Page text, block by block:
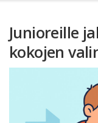
Junioreille
kokojen